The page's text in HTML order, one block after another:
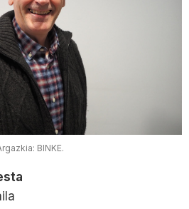
BINKE.